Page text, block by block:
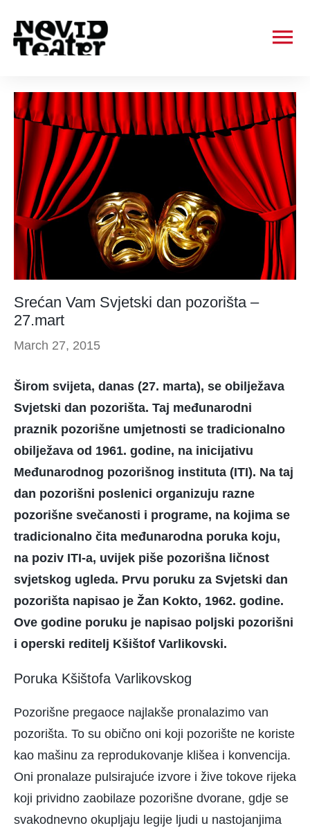
Srećan Vam Svjetski dan pozorišta –
27.mart
March 27, 2015
Širom svijeta, danas (27. marta), se obilježava
Svjetski dan pozorišta. Taj međunarodni
praznik pozorišne umjetnosti se tradicionalno
obilježava od 1961. godine, na inicijativu
Međunarodnog pozorišnog instituta (ITI). Na taj
dan pozorišni poslenici organizuju razne
pozorišne svečanosti i programe, na kojima se
tradicionalno čita međunarodna poruka koju,
na poziv ITI-a, uvijek piše pozorišna ličnost
svjetskog ugleda. Prvu poruku za Svjetski dan
pozorišta napisao je Žan Kokto, 1962. godine.
Ove godine poruku je napisao poljski pozorišni
i operski reditelj Kšištof Varlikovski.
Poruka Kšištofa Varlikovskog
Pozorišne pregaoce najlakše pronalazimo van
pozorišta. To su obično oni koji pozorište ne koriste
kao mašinu za reprodukovanje klišea i konvencija.
Oni pronalaze pulsirajuće izvore i žive tokove rijeka
koji prividno zaobilaze pozorišne dvorane, gdje se
svakodnevno okupljaju legije ljudi u nastojanjima